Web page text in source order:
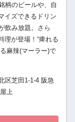
柄のビールや、自
イズできるドリン
飲み放題。さら
理が登場！“痺れる
麻辣(マーラー)で
区芝田1-1-4 阪急
上